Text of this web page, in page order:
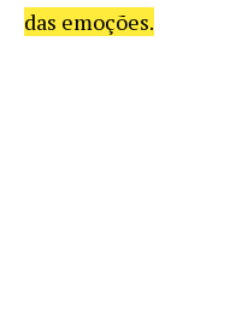
das emoções.